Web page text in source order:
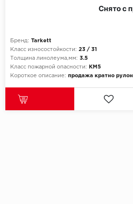
Бренд: Tarkett
Класс износостойкости: 23 / 31
Толщина линолеума,мм: 3.5
Класс пожарной опасности:
КМ5
Короткое описание: продажа кратно
Снято с